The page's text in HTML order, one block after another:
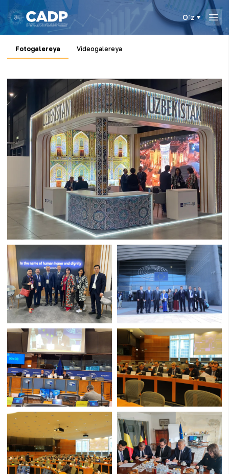
Oʻz
Fotogalereya Videogalereya